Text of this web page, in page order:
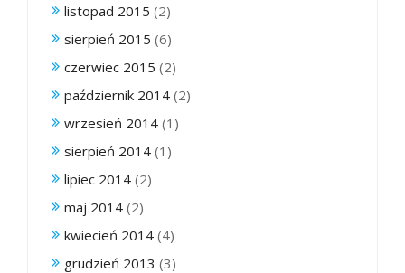
listopad 2015 (2)
sierpień 2015 (6)
czerwiec 2015 (2)
październik 2014 (2)
wrzesień 2014 (1)
sierpień 2014 (1)
lipiec 2014 (2)
maj 2014 (2)
kwiecień 2014 (4)
grudzień 2013 (3)